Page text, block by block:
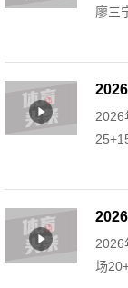
廖三
基奇
2026
续
2026
场